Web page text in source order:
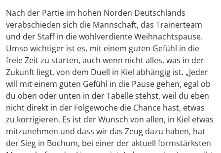
Nach der Partie im hohen Norden Deutschlands
verabschieden sich die Mannschaft, das Trainerteam
und der Staff in die wohlverdiente Weihnachtspause.
Umso wichtiger ist es, mit einem guten Gefühl in die
freie Zeit zu starten, auch wenn nicht alles, was in der
Zukunft liegt, von dem Duell in Kiel abhängig ist. „Jeder
will mit einem guten Gefühl in die Pause gehen, egal ob
du oben oder unten in der Tabelle stehst, weil du eben
nicht direkt in der Folgewoche die Chance hast, etwas
zu korrigieren. Es ist der Wunsch von allen, in Kiel etwas
mitzunehmen und dass wir das Zeug dazu haben, hat
der Sieg in Bochum, bei einer der aktuell formstärksten